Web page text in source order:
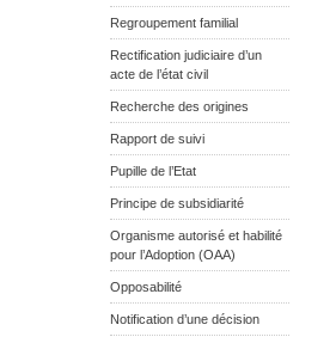
Regroupement familial
Rectification judiciaire d’un
acte de l’état civil
Recherche des origines
Rapport de suivi
Pupille de l’Etat
Principe de subsidiarité
Organisme autorisé et habilité
pour l’Adoption (OAA)
Opposabilité
Notification d’une décision